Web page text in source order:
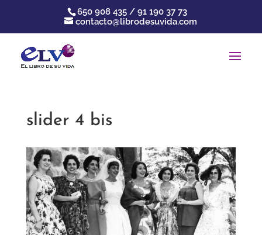
650 908 435 / 91 190 37 73
contacto@librodesuvida.com
slider 4 bis